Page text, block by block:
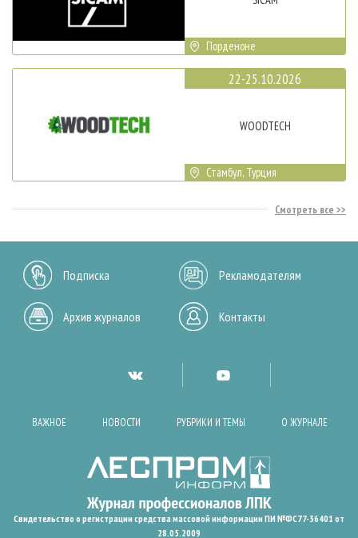
Порденоне
22-25.10.2026
WOODTECH
Стамбул, Турция
Смотреть все
Подписка Рекламодателям
Архив журналов Контакты
ВАЖНОЕ НОВОСТИ РУБРИКИ И ТЕМЫ О ЖУРНАЛЕ
Свидетельство о регистрации средства массовой информации ПИ №ФС77-36401 от
28.05.2009